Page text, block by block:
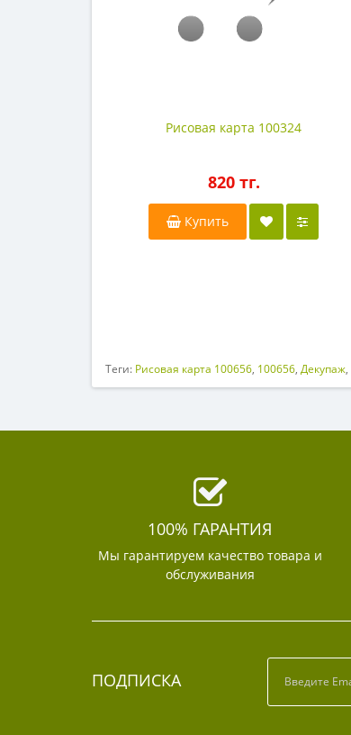
Рисовая карта 100324
820 тг.
Купить
Теги: Рисовая карта 100656, 100656, Декупаж,
100% ГАРАНТИЯ
Мы гарантируем качество товара и
обслуживания
ПОДПИСКА